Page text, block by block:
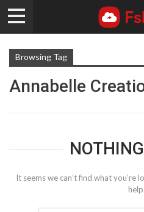
Browsing Tag
Annabelle
It seems we can’t find what you’re
help.